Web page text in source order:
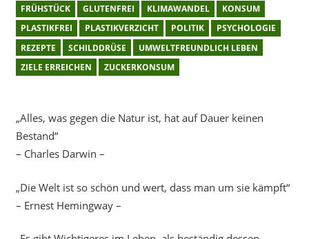
FRÜHSTÜCK
GLUTENFREI KLIMAWANDEL
KONSUM
PLASTIKFREI
PLASTIKVERZICHT POLITIK
PSYCHOLOGIE
REZEPTE
SCHILDDRÜSE
UMWELTFREUNDLICH LEBEN
ZIELE ERREICHEN
ZUCKERKONSUM
„Alles, was gegen die Natur ist, hat auf Dauer keinen
Bestand“
– Charles Darwin –
„Die Welt ist so schön und wert, dass man um sie kämpft“
– Ernest Hemingway –